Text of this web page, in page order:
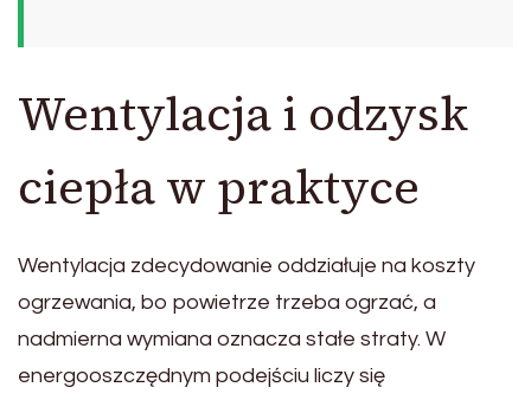
Wentylacja i odzysk
ciepła w praktyce
Wentylacja zdecydowanie oddziałuje na koszty
ogrzewania, bo powietrze trzeba ogrzać, a
nadmierna wymiana oznacza stałe straty. W
energooszczędnym podejściu liczy się